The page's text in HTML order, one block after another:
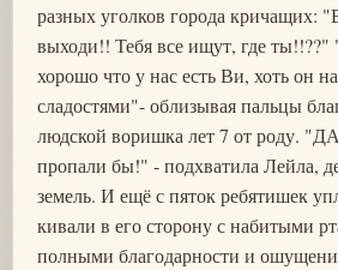
разных уголков города кричащих:
выходи!! Тебя все ищут, где ты!!??"
хорошо что у нас есть Ви, хоть он
сладостями"- облизывая пальцы
людской воришка лет 7 от роду.
пропали бы!" - подхватила Лейла,
земель. И ещё с пяток ребятишек
кивали в его сторону с набитыми
полными благодарности и